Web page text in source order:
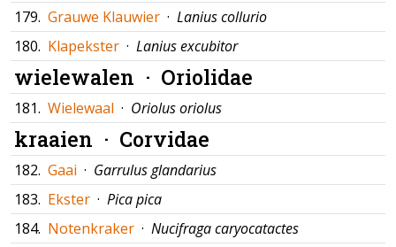
179. Grauwe Klauwier · Lanius collurio
180. Klapekster · Lanius excubitor
wielewalen · Oriolidae
181. Wielewaal · Oriolus oriolus
kraaien · Corvidae
182. Gaai · Garrulus glandarius
183. Ekster · Pica pica
184. Notenkraker · Nucifraga caryocatactes